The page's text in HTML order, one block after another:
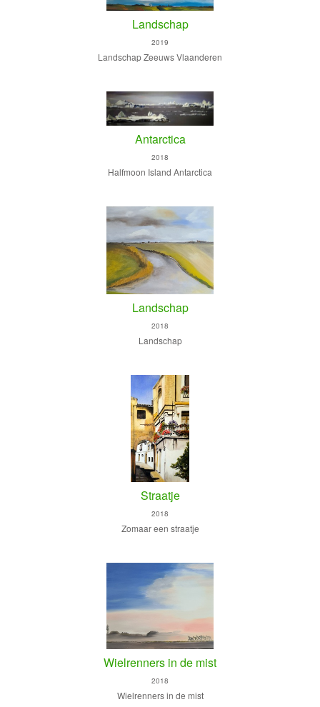
Landschap
2019
Landschap Zeeuws Vlaanderen
Antarctica
2018
Halfmoon Island Antarctica
Landschap
2018
Landschap
Straatje
2018
Zomaar een straatje
Wielrenners in de mist
2018
Wielrenners in de mist